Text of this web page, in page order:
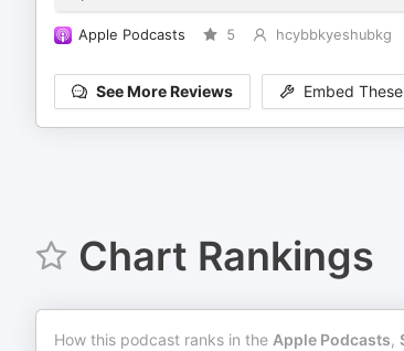
Apple Podcasts 5 hcybbkyeshubkg
See More Reviews Embed
Chart Rankings
How this podcast ranks in the Apple Podcasts,